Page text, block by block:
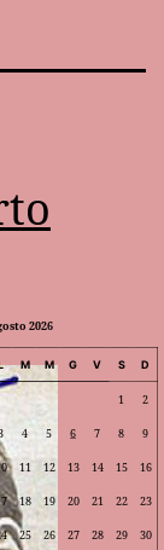
2026
M M G V S D
1 2
4 5 6 7 8 9
11 12 13 14 15 16
18 19 20 21 22 23
25 26 27 28 29 30